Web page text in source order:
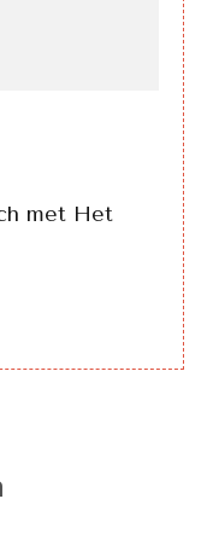
met Het